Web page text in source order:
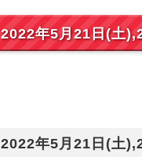
2022年5月21日(土
2022年5月21日(土